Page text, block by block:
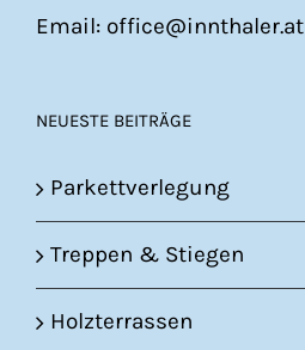
Email: office@innthaler.at
NEUESTE BEITRÄGE
Parkettverlegung
Treppen & Stiegen
Holzterrassen